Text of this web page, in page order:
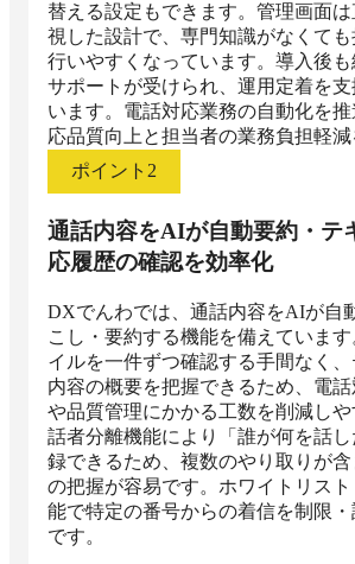
替える設定もできます。管理画面
視した設計で、専門知識がなくて
行いやすくなっています。導入後
サポートが受けられ、運用定着を
います。電話対応業務の自動化を
応品質向上と担当者の業務負担軽減
ポイント 2
通話内容をAIが自動要約・テ
応履歴の確認を効率化
DXでんわでは、通話内容をAIが自
こし・要約する機能を備えていま
イルを一件ずつ確認する手間なく
内容の概要を把握できるため、電
や品質管理にかかる工数を削減しや
話者分離機能により「誰が何を話
録できるため、複数のやり取りが
の把握が容易です。ホワイトリス
能で特定の番号からの着信を制限
です。